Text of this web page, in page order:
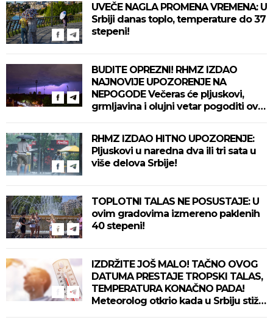
UVEČE NAGLA PROMENA VREMENA: U
Srbiji danas toplo, temperature do 37
stepeni!
BUDITE OPREZNI! RHMZ IZDAO
NAJNOVIJE UPOZORENJE NA
NEPOGODE Večeras će pljuskovi,
grmljavina i olujni vetar pogoditi ove
RHMZ IZDAO HITNO UPOZORENJE:
Pljuskovi u naredna dva ili tri sata u
više delova Srbije!
TOPLOTNI TALAS NE POSUSTAJE: U
ovim gradovima izmereno paklenih
40 stepeni!
IZDRŽITE JOŠ MALO! TAČNO OVOG
DATUMA PRESTAJE TROPSKI TALAS,
TEMPERATURA KONAČNO PADA!
Meteorolog otkrio kada u Srbiju stiže